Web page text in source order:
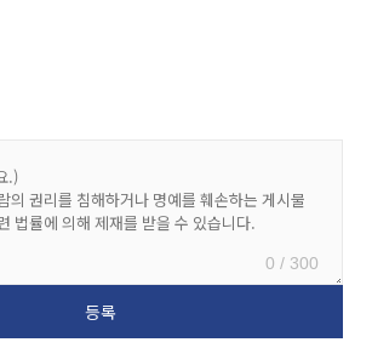
0 / 300